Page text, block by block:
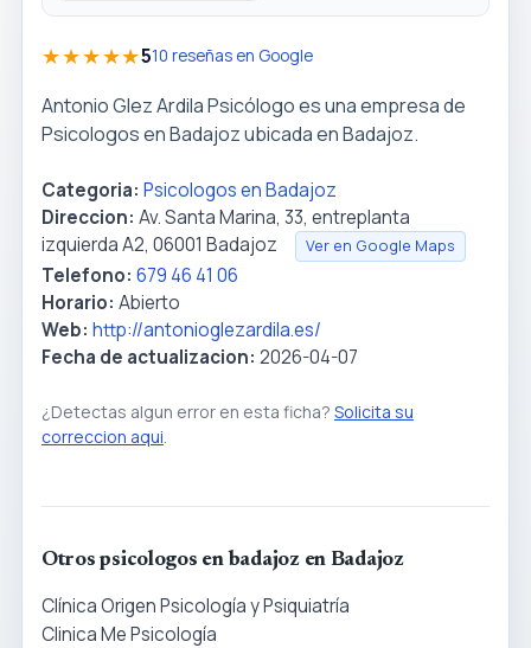
★★★★★510 reseñas en Google
Antonio Glez Ardila Psicólogo es una empresa de
Psicologos en Badajoz ubicada en Badajoz.
Categoria: Psicologos en Badajoz
Direccion: Av. Santa Marina, 33, entreplanta
izquierda A2, 06001 Badajoz
Ver en Google Maps
Telefono: 679 46 41 06
Horario: Abierto
Web: http://antonioglezardila.es/
Fecha de actualizacion: 2026-04-07
¿Detectas algun error en esta ficha? Solicita su
correccion aqui
Otros psicologos en badajoz en Badajoz
Clínica Origen Psicología y Psiquiatría
Clinica Me Psicología